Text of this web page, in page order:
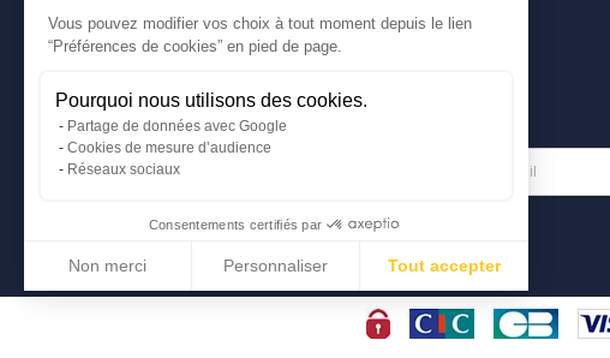
Vous pouvez modifier vos choix à tout moment depuis le lien
“Préférences de cookies” en pied de page.
Pourquoi nous utilisons des cookies.
Partage de données avec Google
Cookies de mesure d’audience
Réseaux sociaux
Consentements certifiés par
Non merci Personnaliser Tout accepter
Axeptio consent
Plateforme de Gestion du Consentement : Personnalisez vos Options
Notre plateforme vous permet d'adapter et de gérer vos paramètres de
Gérer mes cookies
LETTRE D'INFORMATIONS